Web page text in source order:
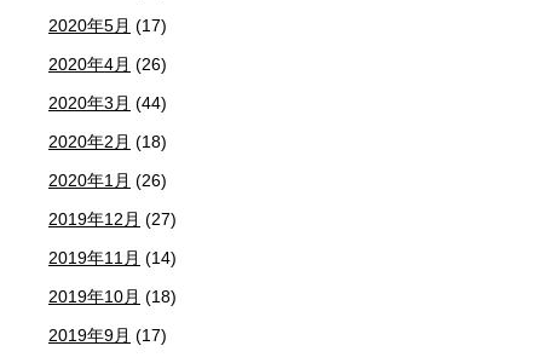
2020年5月 (17)
2020年4月 (26)
2020年3月 (44)
2020年2月 (18)
2020年1月 (26)
2019年12月 (27)
2019年11月 (14)
2019年10月 (18)
2019年9月 (17)